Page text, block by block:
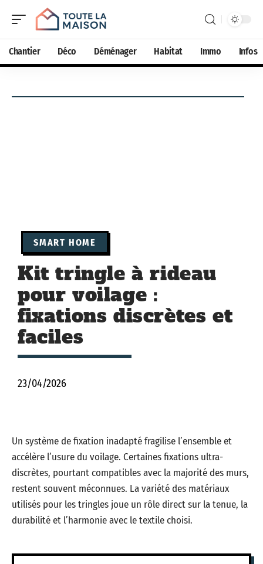
Chantier Déco Déménager Habitat Immo Infos
SMART HOME
Kit tringle à rideau
pour voilage :
fixations discrètes et
faciles
23/04/2026
Un système de fixation inadapté fragilise l’ensemble et
accélère l’usure du voilage. Certaines fixations ultra-
discrètes, pourtant compatibles avec la majorité des murs,
restent souvent méconnues. La variété des matériaux
utilisés pour les tringles joue un rôle direct sur la tenue, la
durabilité et l’harmonie avec le textile choisi.